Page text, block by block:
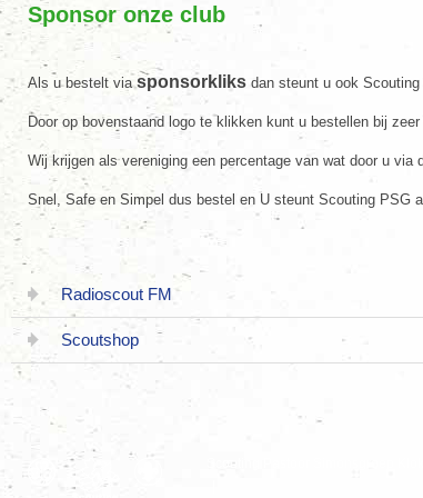
Sponsor onze club
Als u bestelt viasponsorkliks dan steunt u ook Scouting
Door op bovenstaand logo te klikken kunt u bestellen bij zeer
Wij krijgen als vereniging een percentage van wat door u via
Snel, Safe en Simpel dus bestel en U steunt Scouting PSG
Radioscout FM
Scoutshop
Scouting Pastoor Simonsgroep